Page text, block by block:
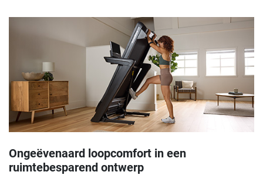
Ongeëvenaard loopcomfort in een
ruimtebesparend ontwerp